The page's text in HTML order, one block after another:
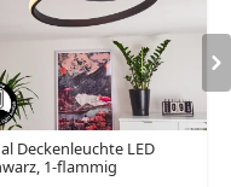
Deckenleuchte LED
1-flammig